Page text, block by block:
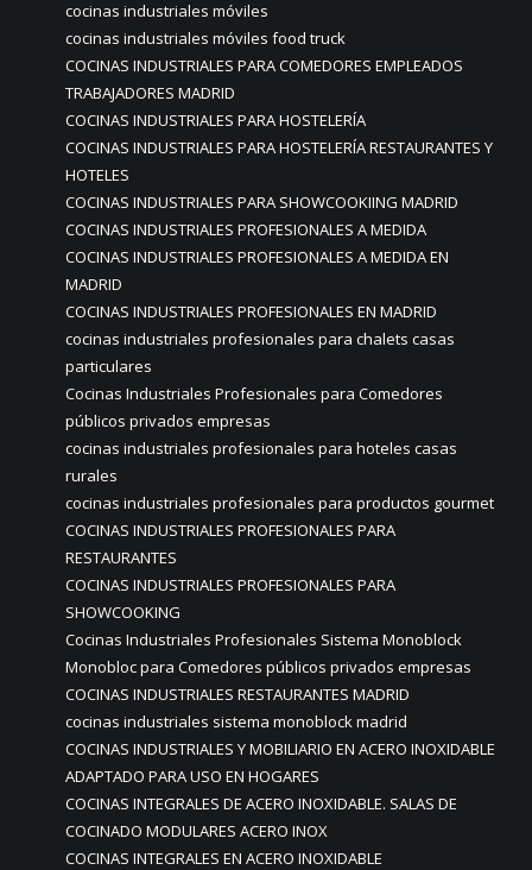
cocinas industriales móviles
cocinas industriales móviles food truck
COCINAS INDUSTRIALES PARA COMEDORES EMPLEADOS
TRABAJADORES MADRID
COCINAS INDUSTRIALES PARA HOSTELERÍA
COCINAS INDUSTRIALES PARA HOSTELERÍA RESTAURANTES Y
HOTELES
COCINAS INDUSTRIALES PARA SHOWCOOKIING MADRID
COCINAS INDUSTRIALES PROFESIONALES A MEDIDA
COCINAS INDUSTRIALES PROFESIONALES A MEDIDA EN
MADRID
COCINAS INDUSTRIALES PROFESIONALES EN MADRID
cocinas industriales profesionales para chalets casas
particulares
Cocinas Industriales Profesionales para Comedores
públicos privados empresas
cocinas industriales profesionales para hoteles casas
rurales
cocinas industriales profesionales para productos gourmet
COCINAS INDUSTRIALES PROFESIONALES PARA
RESTAURANTES
COCINAS INDUSTRIALES PROFESIONALES PARA
SHOWCOOKING
Cocinas Industriales Profesionales Sistema Monoblock
Monobloc para Comedores públicos privados empresas
COCINAS INDUSTRIALES RESTAURANTES MADRID
cocinas industriales sistema monoblock madrid
COCINAS INDUSTRIALES Y MOBILIARIO EN ACERO INOXIDABLE
ADAPTADO PARA USO EN HOGARES
COCINAS INTEGRALES DE ACERO INOXIDABLE. SALAS DE
COCINADO MODULARES ACERO INOX
COCINAS INTEGRALES EN ACERO INOXIDABLE